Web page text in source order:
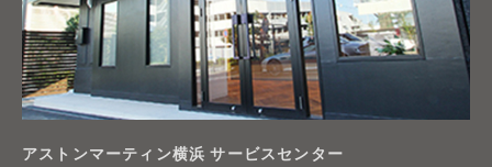
アストンマーティン横浜 サービスセンター